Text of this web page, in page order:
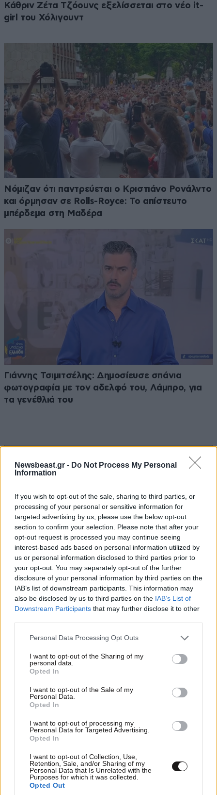
Newsbeast.gr - Do Not Process My Personal
Information
If you wish to opt-out of the sale, sharing to third parties, or
processing of your personal or sensitive information for
targeted advertising by us, please use the below opt-out
section to confirm your selection. Please note that after your
opt-out request is processed you may continue seeing
interest-based ads based on personal information utilized by
us or personal information disclosed to third parties prior to
your opt-out. You may separately opt-out of the further
disclosure of your personal information by third parties on the
IAB’s list of downstream participants. This information may
also be disclosed by us to third parties on the IAB’s List of
Downstream Participants that may further disclose it to other
Please note that this website/app uses one or more Google
not limited to your visit or usage behaviour. You may click to
grant or deny consent to Google and its third-party tags to
use your data for below specified purposes in below Google
consent section.
Personal Data Processing Opt Outs
I want to opt-out of the Sharing of my
personal data.
Opted In
I want to opt-out of the Sale of my
Personal Data.
Opted In
I want to opt-out of processing my
Personal Data for Targeted Advertising.
Opted In
I want to opt-out of Collection, Use,
Retention, Sale, and/or Sharing of my
Personal Data that Is Unrelated with the
Purposes for which it was collected.
Opted Out
Κάθριν Ζέτα Τζόουνς εξελίσσεται στο νέο it-
girl του Χόλιγουντ
Νόμιζαν ότι παντρεύεται ο Κριστιάνο Ρονάλντο
και όρμησαν σε Rolls-Royce: Το απίστευτο
μπέρδεμα στη Μαδέρα
Γιάννης Τσιμιτσέλης: Δημοσίευσε σπάνια
φωτογραφία με τον αδελφό του, Λάμπρο, για
τα γενέθλιά του
Ακολουθήστε το NEWSBEAST στοGoogle News
και μάθετε πρώτοι όλες τις ειδήσεις
ΣΧΌΛΙΑ ΑΝΑΓΝΩΣΤΏΝ
ΠΡΟΣΘΕΣΤΕ ΤΟ ΣΧΟΛΙΟ ΣΑΣ